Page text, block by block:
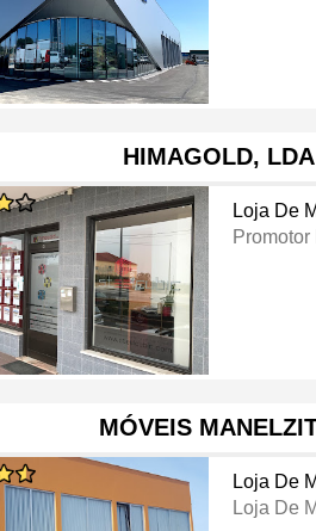
HIMAGOLD, LDA
Loja De
MÓVEIS
Loja De
Loja De